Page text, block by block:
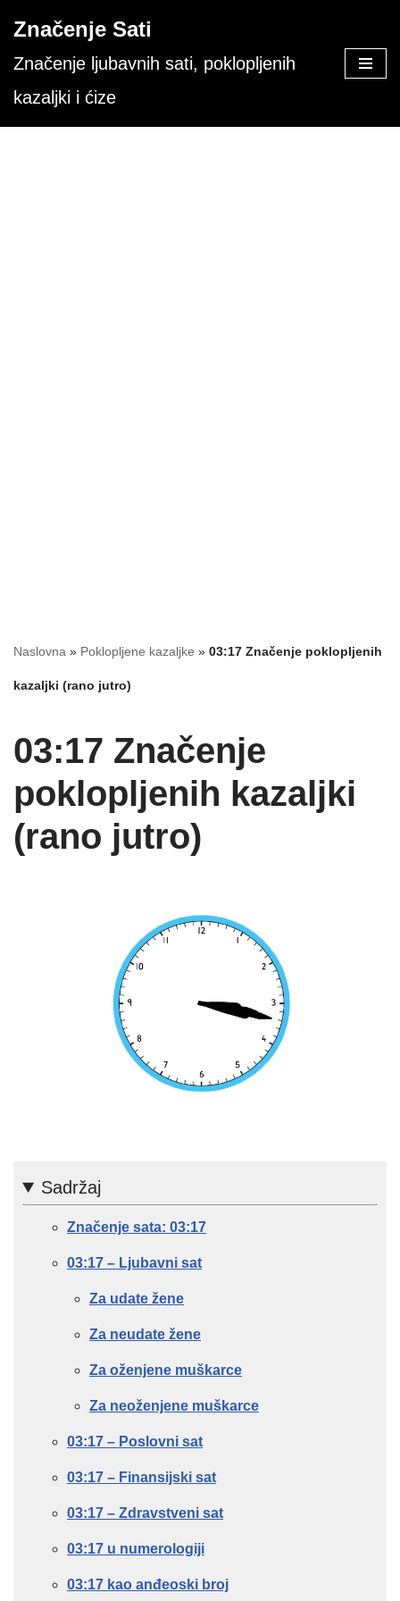
Skoči
na
sadržaj
Značenje Sati
Značenje ljubavnih sati, poklopljenih
kazaljki i ćize
Naslovna » Poklopljene kazaljke » 03:17 Značenje poklopljenih
kazaljki (rano jutro)
03:17 Značenje
poklopljenih kazaljki
(rano jutro)
Sadržaj
Značenje sata: 03:17
03:17 – Ljubavni sat
Za udate žene
Za neudate žene
Za oženjene muškarce
Za neoženjene muškarce
03:17 – Poslovni sat
03:17 – Finansijski sat
03:17 – Zdravstveni sat
03:17 u numerologiji
03:17 kao anđeoski broj